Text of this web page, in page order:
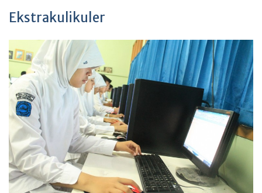
Ekstrakulikuler